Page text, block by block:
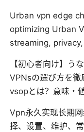
Urban vpn edge
optimizing Urban
streaming,
【初心者向け】う
VPNsの選び方を徹
vsopとは？意味・
Vpn永久实现长期
择、设置、维护、